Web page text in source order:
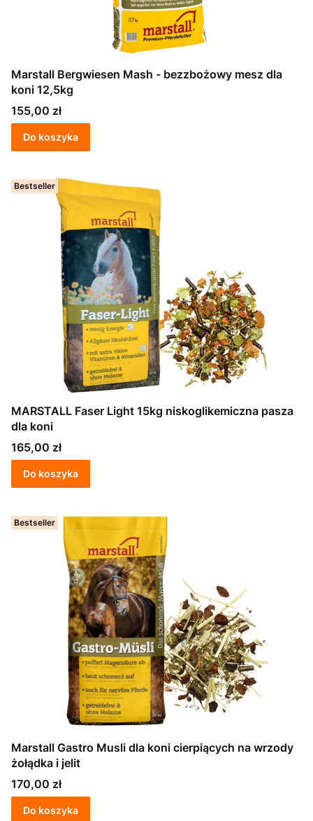
Marstall Bergwiesen Mash - bezzbożowy mesz dla
koni 12,5kg
Cena
155,00 zł
Do koszyka
Bestseller
MARSTALL Faser Light 15kg niskoglikemiczna pasza
dla koni
Cena
165,00 zł
Do koszyka
Bestseller
Marstall Gastro Musli dla koni cierpiących na wrzody
żołądka i jelit
Cena
170,00 zł
Do koszyka